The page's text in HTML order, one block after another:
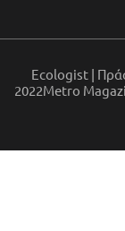
Ecologist |
2022Metro